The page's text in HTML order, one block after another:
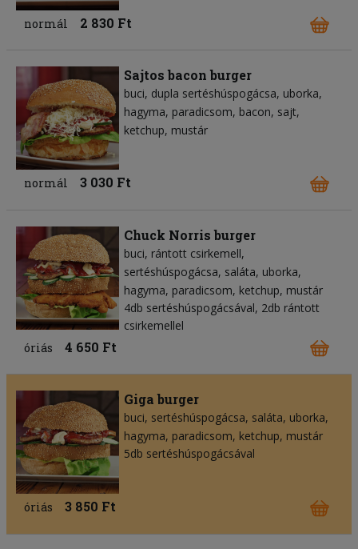
normál 2 830 Ft
Sajtos bacon burger
buci dupla sertéshúspogácsa uborka
hagyma paradicsom bacon sajt
ketchup mustár
normál 3 030 Ft
Chuck Norris burger
buci rántott csirkemell
sertéshúspogácsa saláta uborka
hagyma paradicsom ketchup mustár
4db sertéshúspogácsával, 2db rántott
csirkemellel
óriás
4 650 Ft
Giga burger
buci sertéshúspogácsa saláta uborka
hagyma paradicsom ketchup mustár
5db sertéshúspogácsával
óriás 3 850 Ft